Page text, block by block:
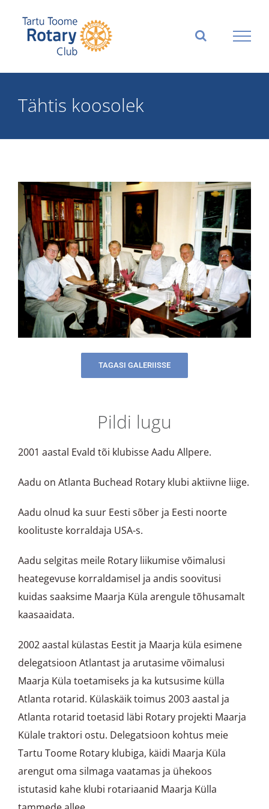
content
Tähtis koosolek
TAGASI GALERIISSE
Pildi lugu
2001 aastal Evald tõi klubisse Aadu Allpere.
Aadu on Atlanta Buchead Rotary klubi aktiivne liige.
Aadu olnud ka suur Eesti sõber ja Eesti noorte
koolituste korraldaja USA-s.
Aadu selgitas meile Rotary liikumise võimalusi
heategevuse korraldamisel ja andis soovitusi
kuidas saaksime Maarja Küla arengule tõhusamalt
kaasaaidata.
2002 aastal külastas Eestit ja Maarja küla esimene
delegatsioon Atlantast ja arutasime võimalusi
Maarja Küla toetamiseks ja ka kutsusime külla
Atlanta rotarid. Külaskäik toimus 2003 aastal ja
Atlanta rotarid toetasid läbi Rotary projekti Maarja
Külale traktori ostu. Delegatsioon kohtus meie
Tartu Toome Rotary klubiga, käidi Maarja Küla
arengut oma silmaga vaatamas ja ühekoos
istutasid kahe klubi rotariaanid Maarja Külla